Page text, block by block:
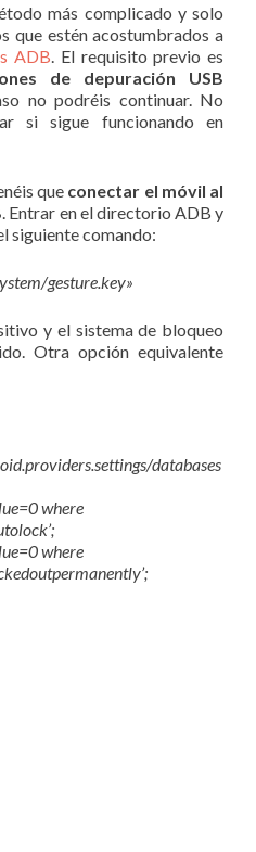
más complicado y solo
que estén acostumbrados a
ADB . El requisito previo es
de depuración USB
no podréis continuar. No
si sigue funcionando en
que conectar el móvil al
. Entrar en el directorio ADB y
siguiente comando:
gesture.key»
y el sistema de bloqueo
Otra opción equivalente
databases
where
where